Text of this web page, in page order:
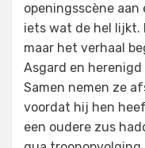
openingsscène
iets wat de hel lijkt.
maar het verhaal
Asgard en herenigd
Samen nemen ze
voordat hij hen
een oudere zus